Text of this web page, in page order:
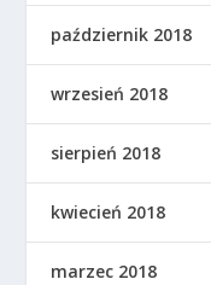
październik 2018
wrzesień 2018
sierpień 2018
kwiecień 2018
marzec 2018